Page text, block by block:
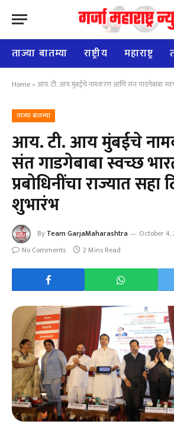
ताज्या बातम्या राष्ट्रीय महाराष्ट्र
Home » आय. टी. आय मुंबईचे नामकरण आणि संत गाडगेबाबा स्वच्छ भारत
ताज्या बातम्या
आय. टी. आय मुंबईचे
संत गाडगेबाबा स्वच्छ
प्रबोधिनींचा राज्यात सहा
शुभारंभ
By Team GarjaMaharashtra
October 4,
No Comments
2 Mins Read